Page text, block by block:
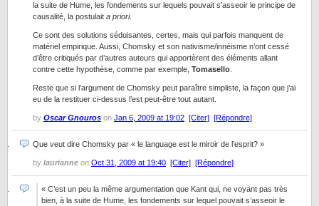
la suite de Hume, les fondements sur lequels pouvait s’asseoir le principe de
causalité, la postulait a priori.
Ce sont des solutions séduisantes, certes, mais qui parfois manquent de
matériel empirique. Aussi, Chomsky et son nativisme/innéisme n’ont cessé
d’être critiqués par d’autres auteurs qui apportèrent des éléments allant
contre cette hypothèse, comme par exemple, Tomasello
Reste que si l’argument de Chomsky peut paraître simpliste, la façon que j’ai
eu de la restituer ci-dessus l’est peut-être tout autant.
by Oscar Gnouros on Jan 6, 2009 at 19:02 [Citer] [Répondre]
Que veut dire Chomsky par « le language est le miroir de l’esprit? »
by laurianne on Oct 31, 2009 at 19:40 [Citer] [Répondre]
« C’est un peu la même argumentation que Kant qui, ne voyant pas très
bien, à la suite de Hume, les fondements sur lequel pouvait s’asseoir le